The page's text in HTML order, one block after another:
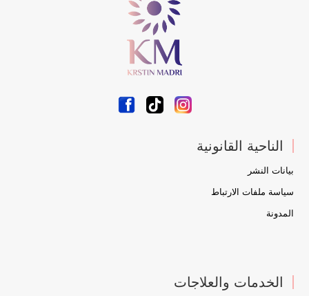
الناحية القانونية
بيانات النشر
سياسة ملفات الارتباط
المدونة
الخدمات والعلاجات